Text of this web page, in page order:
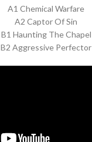
A1 Chemical Warfare
A2 Captor Of Sin
B1 Haunting The Chapel
B2 Aggressive Perfector